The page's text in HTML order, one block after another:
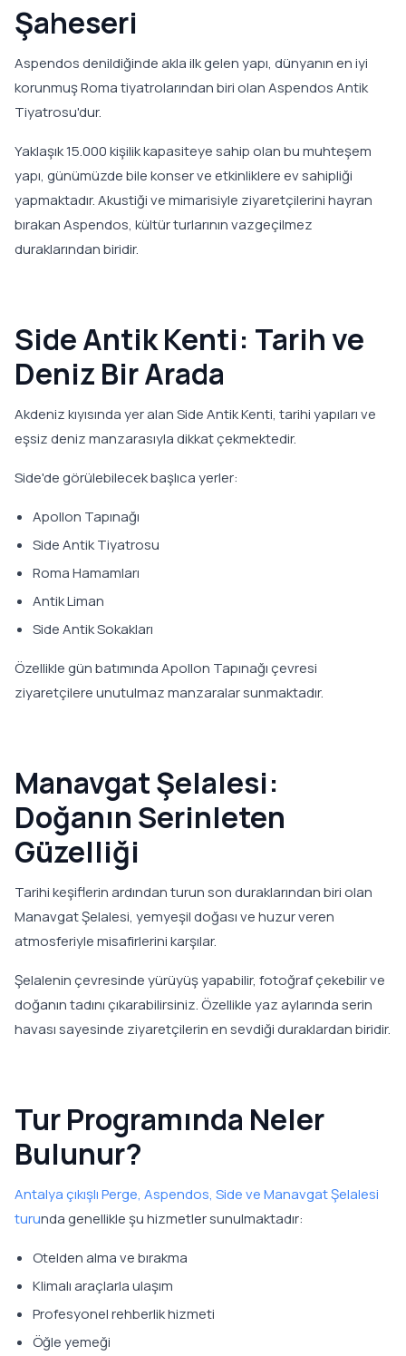
Şaheseri
Aspendos denildiğinde akla ilk gelen yapı, dünyanın en iyi
korunmuş Roma tiyatrolarından biri olan Aspendos Antik
Tiyatrosu'dur.
Yaklaşık 15.000 kişilik kapasiteye sahip olan bu muhteşem
yapı, günümüzde bile konser ve etkinliklere ev sahipliği
yapmaktadır. Akustiği ve mimarisiyle ziyaretçilerini hayran
bırakan Aspendos, kültür turlarının vazgeçilmez
duraklarından biridir.
Side Antik Kenti: Tarih ve
Deniz Bir Arada
Akdeniz kıyısında yer alan Side Antik Kenti, tarihi yapıları ve
eşsiz deniz manzarasıyla dikkat çekmektedir.
Side'de görülebilecek başlıca yerler:
Apollon Tapınağı
Side Antik Tiyatrosu
Roma Hamamları
Antik Liman
Side Antik Sokakları
Özellikle gün batımında Apollon Tapınağı çevresi
ziyaretçilere unutulmaz manzaralar sunmaktadır.
Manavgat Şelalesi:
Doğanın Serinleten
Güzelliği
Tarihi keşiflerin ardından turun son duraklarından biri olan
Manavgat Şelalesi, yemyeşil doğası ve huzur veren
atmosferiyle misafirlerini karşılar.
Şelalenin çevresinde yürüyüş yapabilir, fotoğraf çekebilir ve
doğanın tadını çıkarabilirsiniz. Özellikle yaz aylarında serin
havası sayesinde ziyaretçilerin en sevdiği duraklardan biridir.
Tur Programında Neler
Bulunur?
Antalya çıkışlı Perge, Aspendos, Side ve Manavgat Şelalesi
turunda genellikle şu hizmetler sunulmaktadır:
Otelden alma ve bırakma
Klimalı araçlarla ulaşım
Profesyonel rehberlik hizmeti
Öğle yemeği